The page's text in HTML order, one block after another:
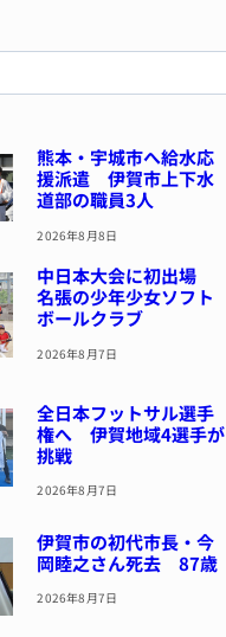
熊本・宇城市へ給水応
援派遣 伊賀市上下水
道部の職員3人
2026年8月8日
中日本大会に初出場
名張の少年少女ソフト
ボールクラブ
2026年8月7日
全日本フットサル選手
権へ 伊賀地域4選手が
挑戦
2026年8月7日
伊賀市の初代市長・今
岡睦之さん死去 87歳
2026年8月7日